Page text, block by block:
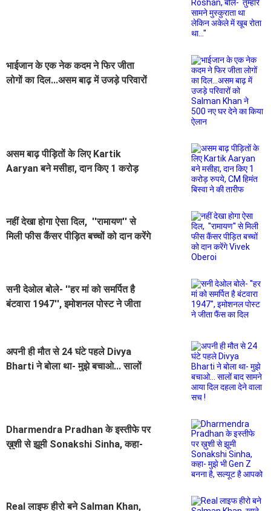
भाईजान के एक नेक कदम ने फिर जीता
लोगों का दिल...असम बाढ़ में उजड़े परिवारों
असम बाढ़ पीड़ितों के लिए Kartik
Aaryan बने मसीहा, दान किए 1 करोड़
नहीं देखा होगा ऐसा दिल, ''रामायण'' से
मिली फीस कैंसर पीड़ित बच्चों को दान करेंगे
सनी देओल बोले- ''हर मां को समर्पित है
बंटवारा 1947'', इमोशनल पोस्ट ने जीता
अपनी ही मौत से 24 घंटे पहले Divya
Bharti ने बोला था- मुझे बचाओ... सालों
Dharmendra Pradhan के इस्तीफे पर
ख़ुशी से झूमी Sonakshi Sinha, कहा-
Real लाइफ हीरो बने Salman Khan,